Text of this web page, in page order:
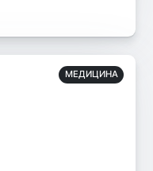
МЕДИЦИНА